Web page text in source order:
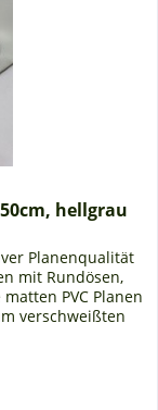
hellgrau
Planenqualität
mit Rundösen,
PVC Planen
verschweißten